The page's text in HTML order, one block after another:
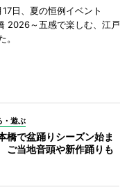
日、夏の恒例イベント
2026～五感で楽しむ、江戸
・遊ぶ
橋で盆踊りシーズン始ま
当地音頭や新作踊りも